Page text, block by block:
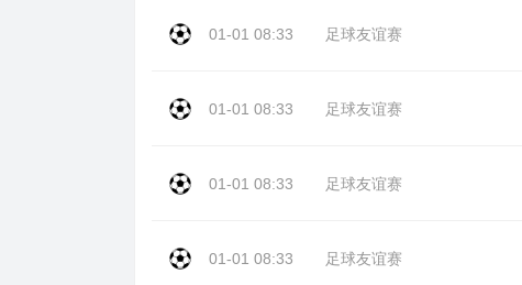
01-01 08:33 足球友谊赛
01-01 08:33 足球友谊赛
01-01 08:33 足球友谊赛
01-01 08:33 足球友谊赛